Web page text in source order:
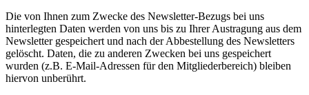
Die von Ihnen zum Zwecke des Newsletter-Bezugs bei uns
hinterlegten Daten werden von uns bis zu Ihrer Austragung aus dem
Newsletter gespeichert und nach der Abbestellung des Newsletters
gelöscht. Daten, die zu anderen Zwecken bei uns gespeichert
wurden (z.B. E-Mail-Adressen für den Mitgliederbereich) bleiben
hiervon unberührt.